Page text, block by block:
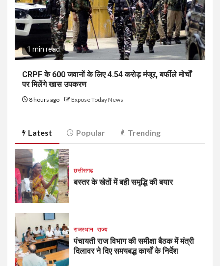
1 min read
CRPF के 600 जवानों के लिए ₹4.54 करोड़ मंजूर, बर्फीले मोर्चों
पर मिलेंगे खास उपकरण
8 hours ago Expose Today News
Latest Popular Trending
छत्तीसगढ
बस्तर के खेतों में बही समृद्धि की बयार
राजस्थान राज्य
पंचायती राज विभाग की समीक्षा बैठक में मंत्री
दिलावर ने दिए समयबद्ध कार्यों के निर्देश